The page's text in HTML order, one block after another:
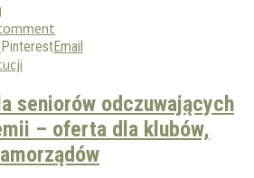
PinterestEmail
seniorów odczuwających
– oferta dla klubów,